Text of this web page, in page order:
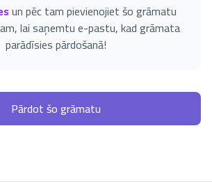
un pēc tam pievienojiet šo grāmatu
lai saņemtu e-pastu, kad grāmata
parādīsies pārdošanā!
Pārdot šo grāmatu